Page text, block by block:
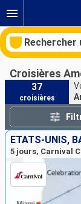
Rechercher
Nos
Mois de
Ports
Croisières
37
croisières
ÉTATS-UNIS,
5 jours, Carnival